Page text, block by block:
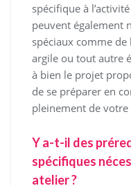
spécifique à
peuvent également
spéciaux comme
argile ou tout autre
à bien le projet
de se préparer en
pleinement de
Y a-t-il des
spécifiques
atelier ?